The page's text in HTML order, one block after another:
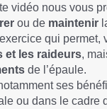
vidéo nous vous
ou de maintenir
qui
et les raideurs,
de l’épaule.
notamment ses
ou dans le cadre